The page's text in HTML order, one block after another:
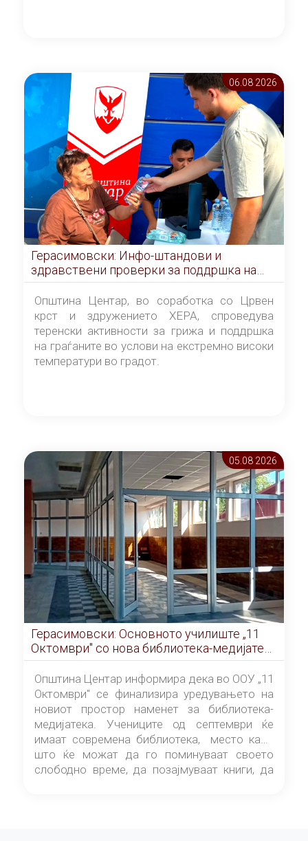
06.08 2026
Герасимовски: Инфо-штандови и
здравствени проверки за поддршка на
граѓаните во услови на топлотен бран
Општина Центар, во соработка со Црвен
крст и здружението ХЕРА, спроведува
теренски активности за грижа и поддршка
на граѓаните во услови на екстремно високи
температури во градот.
05.08 2026
Герасимовски: Основното училиште „11
Октомври" со нова библиотека-медијатека
од септември
Општина Центар информира дека во ООУ „11
Октомври" се финализира уредувањето на
новиот простор наменет за библиотека-
медијатека. Учениците од септември ќе
имаат современа библиотека, место каде
што ќе можат да го поминуваат своето
слободно време, да позајмуваат книги, да